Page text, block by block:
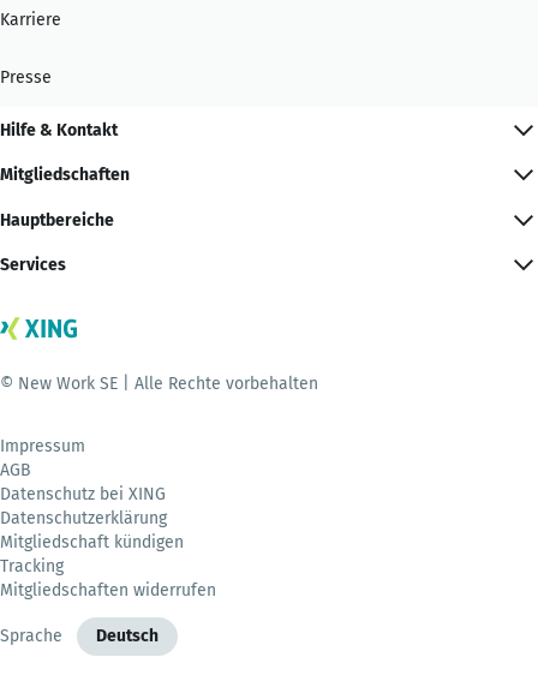
Karriere
Presse
Hilfe & Kontakt
Mitgliedschaften
Hauptbereiche
Services
© New Work SE | Alle Rechte vorbehalten
Impressum
AGB
Datenschutz bei XING
Datenschutzerklärung
Mitgliedschaft kündigen
Tracking
Mitgliedschaften widerrufen
Sprache Deutsch